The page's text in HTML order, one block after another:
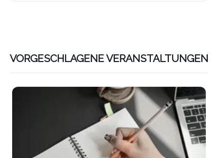
VORGESCHLAGENE VERANSTALTUNGEN